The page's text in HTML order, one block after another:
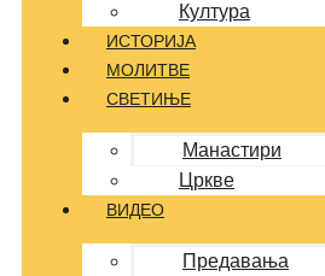
Култура
ИСТОРИЈА
МОЛИТВЕ
СВЕТИЊЕ
Манастири
Цркве
ВИДЕО
Предавања